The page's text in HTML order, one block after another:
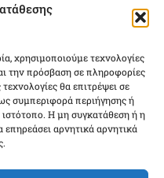
χρησιμοποιούμε τεχνολογίες
την πρόσβαση σε πληροφορίες
θα επιτρέψει σε
συμπεριφορά περιήγησης ή
Η μη συγκατάθεση ή η
αρνητικά αρνητικά
cookies
και να